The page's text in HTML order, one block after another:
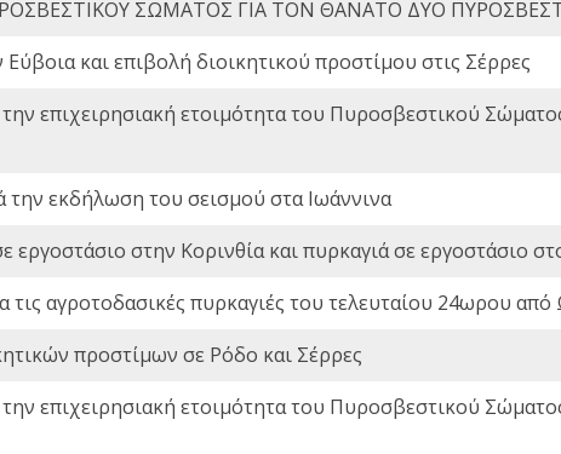
ΣΩΜΑΤΟΣ ΓΙΑ ΤΟΝ ΘΑΝΑΤΟ ΔΥΟ
και επιβολή διοικητικού προστίμου στις Σέρρες
επιχειρησιακή ετοιμότητα του Πυροσβεστικού
την εκδήλωση του σεισμού στα Ιωάννινα
εργοστάσιο στην Κορινθία και πυρκαγιά σε εργοστάσιο
τις αγροτοδασικές πυρκαγιές του τελευταίου 24ωρου
προστίμων σε Ρόδο και Σέρρες
επιχειρησιακή ετοιμότητα του Πυροσβεστικού